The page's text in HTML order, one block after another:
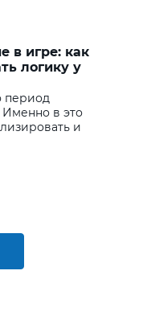
в игре: как
логику у
период
Именно в это
и